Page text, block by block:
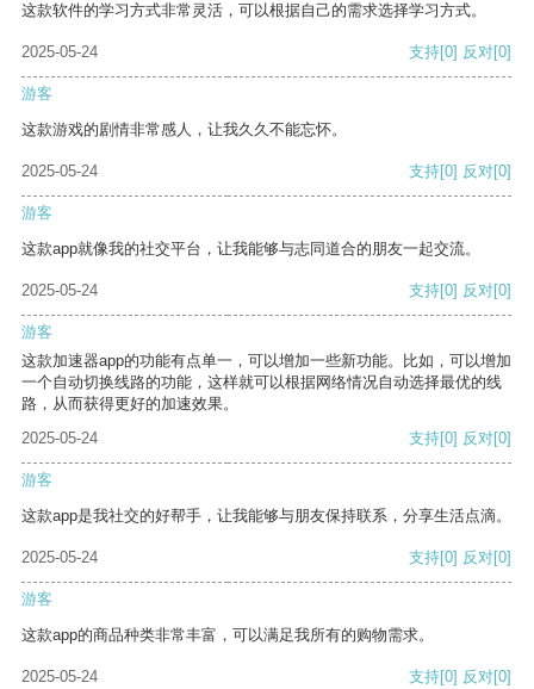
这款软件的学习方式非常灵活，可以根据自己的需求选择学习方式。
2025-05-24 支持[0] 反对[0]
游客
这款游戏的剧情非常感人，让我久久不能忘怀。
2025-05-24 支持[0] 反对[0]
游客
这款app就像我的社交平台，让我能够与志同道合的朋友一起交流。
2025-05-24 支持[0] 反对[0]
游客
这款加速器app的功能有点单一，可以增加一些新功能。比如，可以增加
一个自动切换线路的功能，这样就可以根据网络情况自动选择最优的线
路，从而获得更好的加速效果。
2025-05-24
支持[0] 反对[0]
游客
这款app是我社交的好帮手，让我能够与朋友保持联系，分享生活点滴。
2025-05-24 支持[0] 反对[0]
游客
这款app的商品种类非常丰富，可以满足我所有的购物需求。
2025-05-24 支持[0] 反对[0]